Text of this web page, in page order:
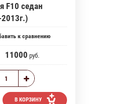
F10 седан
к сравнению
11000 руб.
В КОРЗИНУ